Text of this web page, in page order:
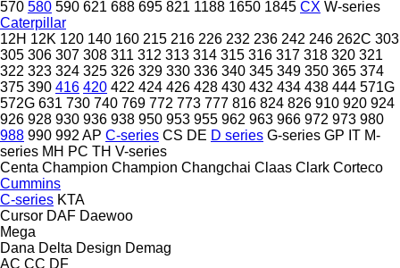
570 580 590 621 688 695 821 1188 1650 1845 CX W-series
Caterpillar
12H 12K 120 140 160 215 216 226 232 236 242 246 262C 303
305 306 307 308 311 312 313 314 315 316 317 318 320 321
322 323 324 325 326 329 330 336 340 345 349 350 365 374
375 390 416 420 422 424 426 428 430 432 434 438 444 571G
572G 631 730 740 769 772 773 777 816 824 826 910 920 924
926 928 930 936 938 950 953 955 962 963 966 972 973 980
988 990 992 AP C-series CS DE D series G-series GP IT M-
series MH PC TH V-series
Centa Champion Champion Changchai Claas Clark Corteco
Cummins
C-series KTA
Cursor DAF Daewoo
Mega
Dana Delta Design Demag
AC CC DF